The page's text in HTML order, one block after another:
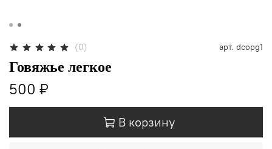
(0) арт. dcopg1
Говяжье легкое
500 ₽
В корзину